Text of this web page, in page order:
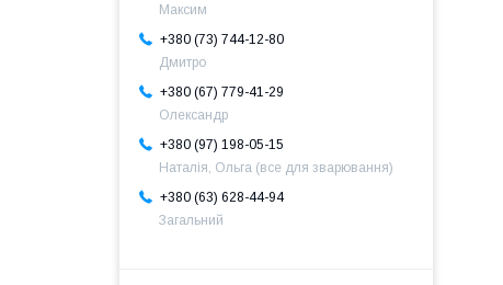
Максим
+380 (73) 744-12-80
Дмитро
+380 (67) 779-41-29
Олександр
+380 (97) 198-05-15
Наталія, Ольга (все для зварювання)
+380 (63) 628-44-94
Загальний